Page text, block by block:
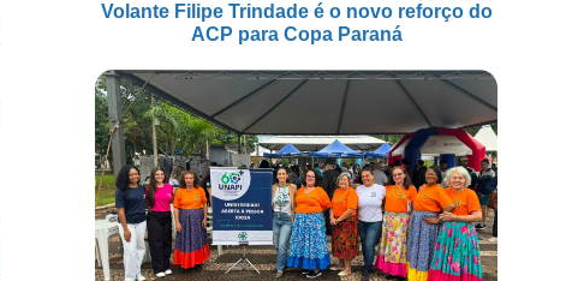
Volante Filipe Trindade é o novo reforço do
ACP para Copa Paraná